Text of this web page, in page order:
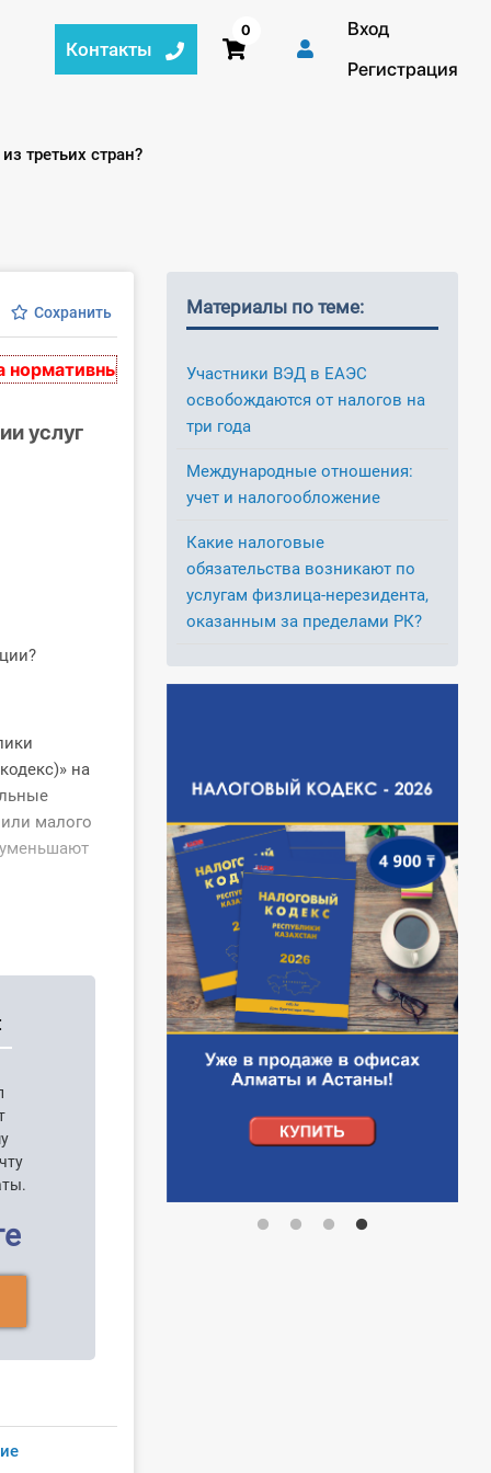
Контакты
0
Вход
Регистрация
третьих стран?
Сохранить
актах, действительных на момент
услуг
на
малого
уменьшают
Материалы по теме:
Участники ВЭД в ЕАЭС
освобождаются от налогов на
три года
Международные отношения:
учет и налогообложение
Какие налоговые
обязательства возникают по
услугам физлица-нерезидента,
оказанным за пределами РК?